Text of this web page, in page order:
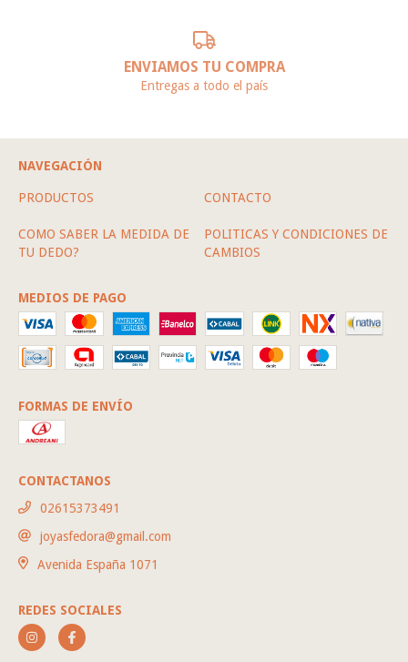
ENVIAMOS TU COMPRA
Entregas a todo el país
NAVEGACIÓN
PRODUCTOS CONTACTO
COMO SABER LA MEDIDA DE
TU DEDO?
POLITICAS Y CONDICIONES DE
CAMBIOS
MEDIOS DE PAGO
FORMAS DE ENVÍO
CONTACTANOS
02615373491
joyasfedora@gmail.com
Avenida España 1071
REDES SOCIALES